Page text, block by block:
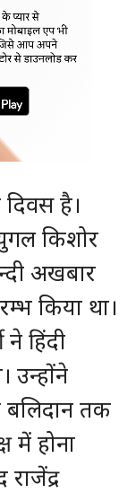
दिवस है।
किशोर
अखबार
किया था।
हिंदी
उन्होंने
बलिदान तक
में होना